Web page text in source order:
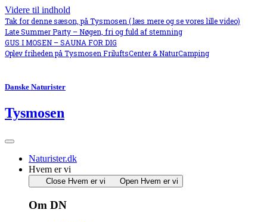
Videre til indhold
Tak for denne sæson, på Tysmosen ( læs mere og se vores lille video)
Late Summer Party – Nøgen, fri og fuld af stemning
GUS I MOSEN – SAUNA FOR DIG
Oplev friheden på Tysmosen FriluftsCenter & NaturCamping
Danske Naturister
Tysmosen
Naturister.dk
Hvem er vi
Close Hvem er vi Open Hvem er vi
Om DN